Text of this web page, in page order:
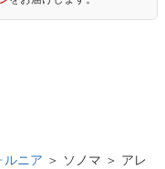
ルニア ＞ ソノマ ＞ アレ